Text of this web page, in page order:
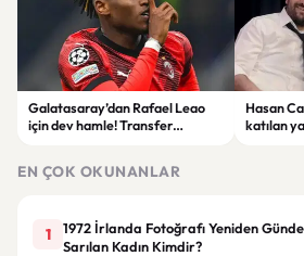
Galatasaray’dan Rafael Leao
için dev hamle! Transfer
Hasan
katılan
EN ÇOK OKUNANLAR
1
1972 İrlanda Fotoğrafı Yeniden
Sarılan Kadın Kimdir?